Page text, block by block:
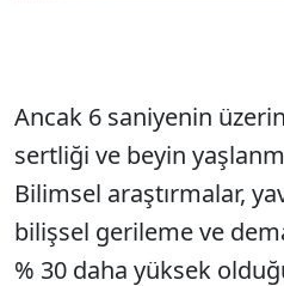
Ancak 6 saniyenin
sertliği ve beyin
Bilimsel araştırmalar,
bilişsel gerileme ve
% 30 daha yüksek